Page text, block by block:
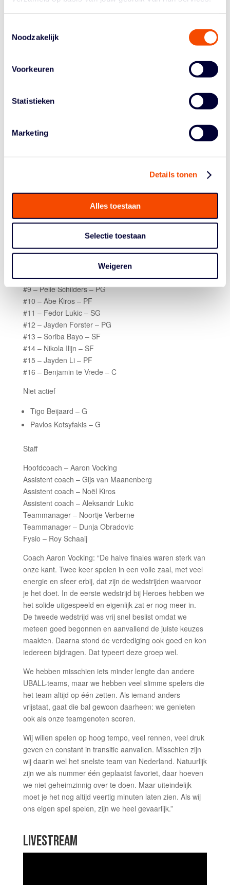
Noodzakelijk
Voorkeuren
Statistieken
Marketing
Details tonen
Alles toestaan
Selectie toestaan
Weigeren
spelen. Utrecht zal ons zeker niet onderschatten: ik kan
me hun gezichten nog herinneren van toen we vorig jaar
ROSTER
#4 – Rayen Baggerman – SF
#5 – Ikenna Cerew – SG
#8 – Eliam Greene – SG
#9 – Pelle Schilders – PG
#10 – Abe Kiros – PF
#11 – Fedor Lukic – SG
#12 – Jayden Forster – PG
#13 – Soriba Bayo – SF
#14 – Nikola Ilijn – SF
#15 – Jayden Li – PF
#16 – Benjamin te Vrede – C
Niet actief
Tigo Beijaard – G
Pavlos Kotsyfakis – G
Staff
Hoofdcoach – Aaron Vocking
Assistent coach – Gijs van Maanenberg
Assistent coach – Noël Kiros
Assistent coach – Aleksandr Lukic
Teammanager – Noortje Verberne
Teammanager – Dunja Obradovic
Fysio – Roy Schaaij
Coach Aaron Vocking: “De halve finales waren sterk van
onze kant. Twee keer spelen in een volle zaal, met veel
energie en sfeer erbij, dat zijn de wedstrijden waarvoor
je het doet. In de eerste wedstrijd bij Heroes hebben we
het solide uitgespeeld en eigenlijk zat er nog meer in.
De tweede wedstrijd was vrij snel beslist omdat we
meteen goed begonnen en aanvallend de juiste keuzes
maakten. Daarna stond de verdediging ook goed en kon
iedereen bijdragen. Dat typeert deze groep wel.
We hebben misschien iets minder lengte dan andere
UBALL-teams, maar we hebben veel slimme spelers die
het team altijd op één zetten. Als iemand anders
vrijstaat, gaat die bal gewoon daarheen: we genieten
ook als onze teamgenoten scoren.
Wij willen spelen op hoog tempo, veel rennen, veel druk
geven en constant in transitie aanvallen. Misschien zijn
wij daarin wel het snelste team van Nederland. Natuurlijk
zijn we als nummer één geplaatst favoriet, daar hoeven
we niet geheimzinnig over te doen. Maar uiteindelijk
moet je het nog altijd veertig minuten laten zien. Als wij
ons eigen spel spelen, zijn we heel gevaarlijk.”
LIVESTREAM